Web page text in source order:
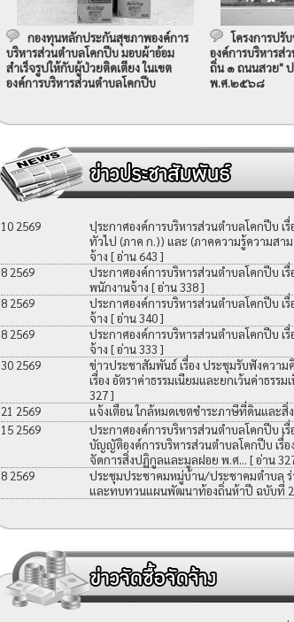
กองทุนหลักประกันสุขภาพองค์การ
บริหารส่วนตำบลโคกปีบ มอบผ้าอ้อม
สำเร็จรูปให้กับผู้ป่วยติดเตียง ในเขต
องค์การบริหารส่วนตำบลโคกปีบ
โครงการปรั
องค์การบริหารส่
ถิ่น ๑ ถนนสวย"
พ.ศ.๒๕๖๘
10 2569
ประกาศองค์การบริหารส่วนตำบลโคกปีบ เ
ทั่วไป (ภาค ก.)) และ (ภาคความรู้ความสา
จ้าง [ อ่าน 643 ]
8 2569
ประกาศองค์การบริหารส่วนตำบลโคกปีบ เ
พนักงานจ้าง [ อ่าน 338 ]
8 2569
ประกาศองค์การบริหารส่วนตำบลโคกปีบ เ
จ้าง [ อ่าน 340 ]
8 2569
ประกาศองค์การบริหารส่วนตำบลโคกปีบ เ
จ้าง [ อ่าน 333 ]
30 2569
ข่าวประชาสัมพันธ์ เรื่อง ประชุมรับฟังควา
เรื่อง อัตราค่าธรรมเนียมและยกเว้นค่าธร
327 ]
21 2569
แจ้งเตือน ใกล้หมดเขตชำระภาษีที่ดินและสิ่
15 2569
ประกาศองค์การบริหารส่วนตำบลโคกปีบ เ
บัญญัติองค์การบริหารส่วนตำบลโคกปีบ เรื่อ
จัดการสิ่งปฏิกูลและมูลฝอย พ.ศ... [ อ่าน
8 2569
ประชุมประชาคมหมู่บ้าน/ประชาคมตำบล
และทบทวนแผนพัฒนาท้องถิ่นห้าปี ฉบับที่ 2